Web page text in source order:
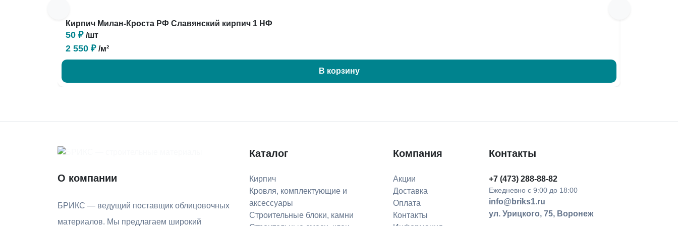
Кирпич Милан-Кроста РФ Славянский кирпич 1 НФ
50 ₽ /шт
2 550 ₽ /м²
В корзину
О компании
БРИКС — ведущий поставщик облицовочных
материалов. Мы предлагаем широкий
Каталог
Кирпич
Кровля, комплектующие и
аксессуары
Строительные блоки, камни
Компания
Акции
Доставка
Оплата
Контакты
Контакты
+7 (473) 288-88-82
Ежедневно с 9:00 до 18:00
info@briks1.ru
ул. Урицкого, 75, Воронеж